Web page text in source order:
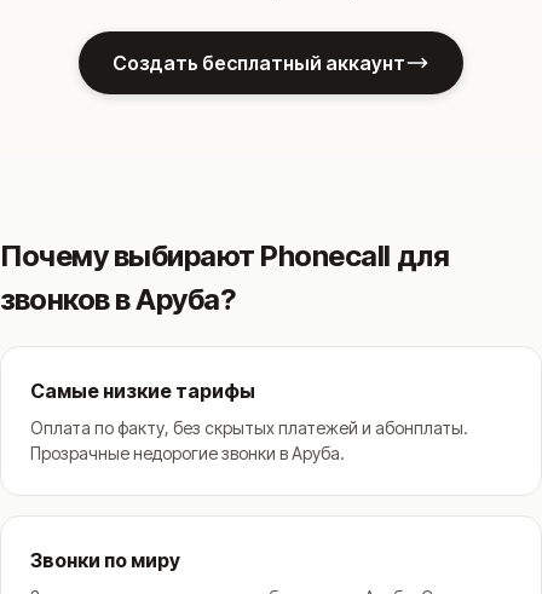
Создать бесплатный аккаунт
Почему выбирают Phonecall для
звонков в Аруба?
Самые низкие тарифы
Оплата по факту, без скрытых платежей и абонплаты.
Прозрачные недорогие звонки в Аруба.
Звонки по миру